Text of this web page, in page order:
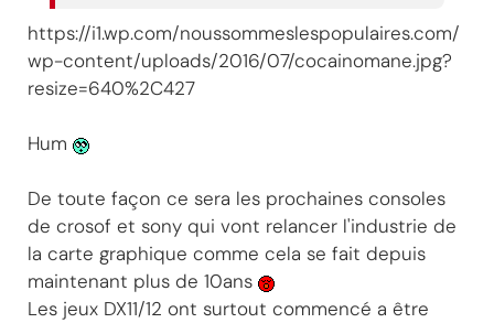
https://i1.wp.com/noussommeslespopulaires.com/
wp-content/uploads/2016/07/cocainomane.jpg?
resize=640%2C427
Hum
De toute façon ce sera les prochaines consoles
de crosof et sony qui vont relancer l'industrie de
la carte graphique comme cela se fait depuis
maintenant plus de 10ans
Les jeux DX11/12 ont surtout commencé a être